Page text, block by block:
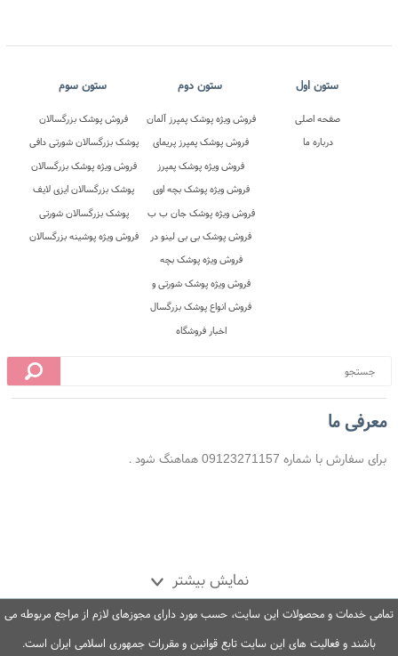
معرفی ما
برای سفارش با شماره 09123271157 هماهنگ شود .
نمایش بیشتر
تمامی خدمات و محصولات این سایت، حسب مورد دارای مجوزهای لازم از مراجع مربوطه می
باشند و فعالیت های این سایت تابع قوانین و مقررات جمهوری اسلامی ایران است.